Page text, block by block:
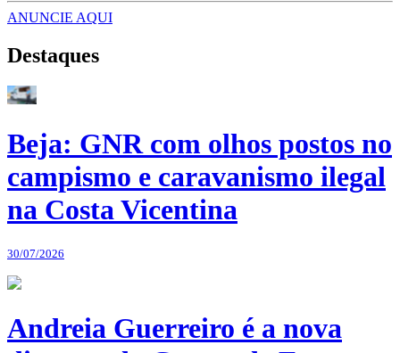
ANUNCIE AQUI
Destaques
Beja: GNR com olhos postos no
campismo e caravanismo ilegal
na Costa Vicentina
30/07/2026
Andreia Guerreiro é a nova